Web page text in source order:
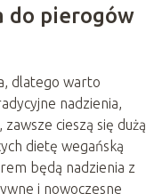
do pierogów
dlatego warto
nadzienia,
cieszą się dużą
dietę wegańską
będą nadzienia z
i nowoczesne